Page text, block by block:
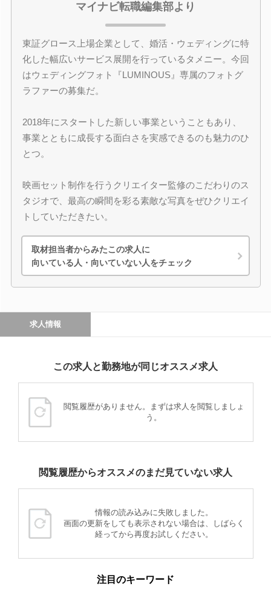
マイナビ転職編集部より
東証グロース上場企業として、婚活・ウェディングに特
化した幅広いサービス展開を行っているタメニー。今回
はウェディングフォト『LUMINOUS』専属のフォトグ
ラファーの募集だ。
2018年にスタートした新しい事業ということもあり、
事業とともに成長する面白さを実感できるのも魅力のひ
とつ。
映画セット制作を行うクリエイター監修のこだわりのス
タジオで、最高の瞬間を彩る素敵な写真をぜひクリエイ
トしていただきたい。
取材担当者からみたこの求人に
向いている人・向いていない人をチェック
求人情報
この求人と勤務地が同じオススメ求人
閲覧履歴がありません。まずは求人を閲覧しましょ
う。
閲覧履歴からオススメのまだ見ていない求人
情報の読み込みに失敗しました。
画面の更新をしても表示されない場合は、しばらく
経ってから再度お試しください。
注目のキーワード